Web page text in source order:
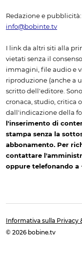
Redazione e pubblicità:
info@bobinte.tv
I link da altri siti alla
vietati senza il
immagini, file audio e
riproduzione (anche a
scritto dell'editore.
cronaca, studio, critica
dall'indicazione della
l'inserimento di
stampa senza la
abbonamento. Per
contattare
oppure telefonando a
Informativa sulla Privacy
© 2026 bobine.tv